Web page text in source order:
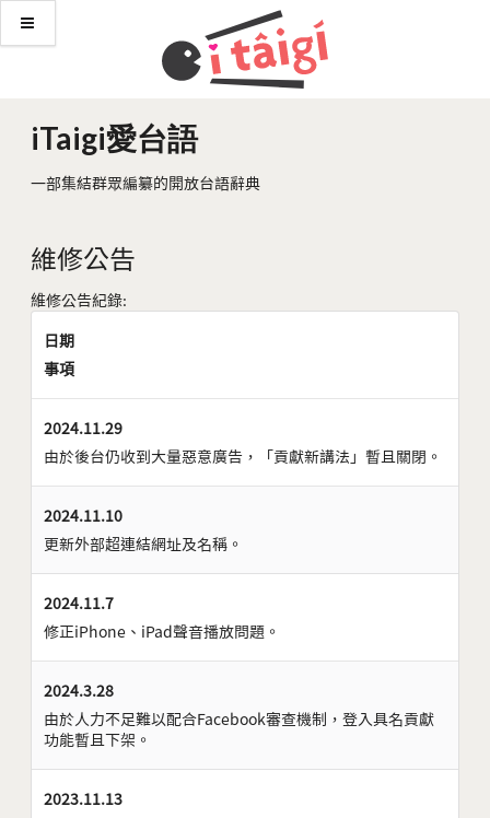
iTaigi愛台語
一部集結群眾編纂的開放台語辭典
維修公告
維修公告紀錄:
日期
事項
2024.11.29
由於後台仍收到大量惡意廣告，「貢獻新講法」暫且關閉。
2024.11.10
更新外部超連結網址及名稱。
2024.11.7
修正iPhone、iPad聲音播放問題。
2024.3.28
由於人力不足難以配合Facebook審查機制，登入具名貢獻
功能暫且下架。
2023.11.13